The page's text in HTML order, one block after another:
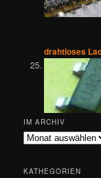
drahtloses
IM ARCHIV
Im
KATHEGORIEN